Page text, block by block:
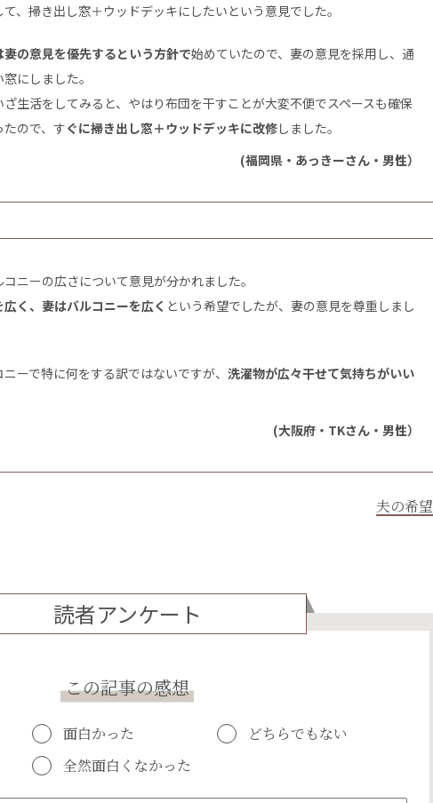
て、掃き出し窓＋ウッドデッキにしたいという意見でした。
妻の意見を優先するという方針で始めていたので、妻の意見を採用し、通
にしました。
ざ生活をしてみると、やはり布団を干すことが大変不便でスペースも確保
ので、すぐに掃き出し窓＋ウッドデッキに改修しました。
(福岡県・あっきーさん・男性）
ニーの広さについて意見が分かれました。
く、妻はバルコニーを広く という希望でしたが、妻の意見を尊重しまし
ーで特に何をする訳ではないですが、 洗濯物が広々干せて気持ちがいい
(大阪府・TKさん・男性）
夫の希望
読者アンケート
この記事の感想
面白かった
どちらでもない
全然面白くなかった